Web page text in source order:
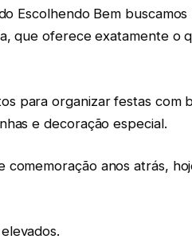
Escolhendo Bem buscamos
que oferece exatamente o
para organizar festas com
e decoração especial.
anos atrás,